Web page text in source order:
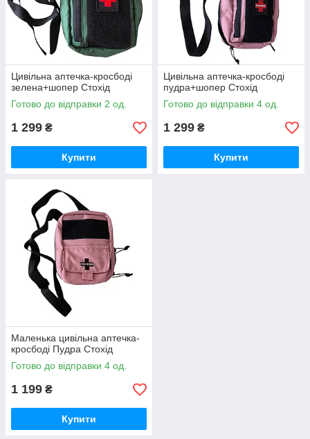
Цивільна аптечка-кросбоді
зелена+шопер Стохід
Готово до відправки 2 од.
1 299 ₴
Купити
Цивільна аптечка-кросбоді
пудра+шопер Стохід
Готово до відправки 4 од.
1 299 ₴
Купити
Маленька цивільна аптечка-
кросбоді Пудра Стохід
Готово до відправки 4 од.
1 199 ₴
Купити